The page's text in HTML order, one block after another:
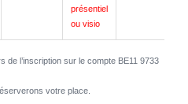
présentiel
ou visio
de l’inscription sur le compte BE11 9733
votre place.